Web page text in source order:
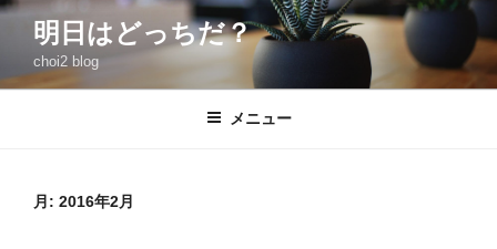
コ
ン
明日はどっちだ？
choi2 blog
メニュー
月: 2016年2月